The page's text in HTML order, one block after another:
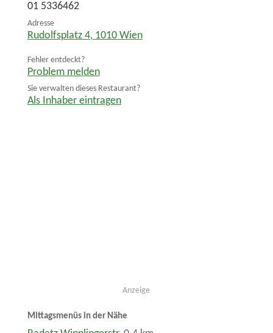
01 5336462
Adresse
Rudolfsplatz 4, 1010 Wien
Fehler entdeckt?
Problem melden
Sie verwalten dieses Restaurant?
Als Inhaber eintragen
Anzeige
Mittagsmenüs in der Nähe